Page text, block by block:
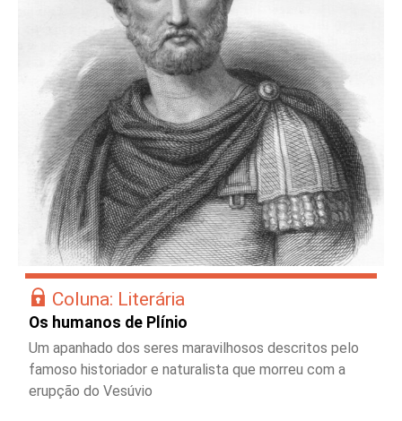
Coluna: Literária
Os humanos de Plínio
Um apanhado dos seres maravilhosos descritos pelo
famoso historiador e naturalista que morreu com a
erupção do Vesúvio